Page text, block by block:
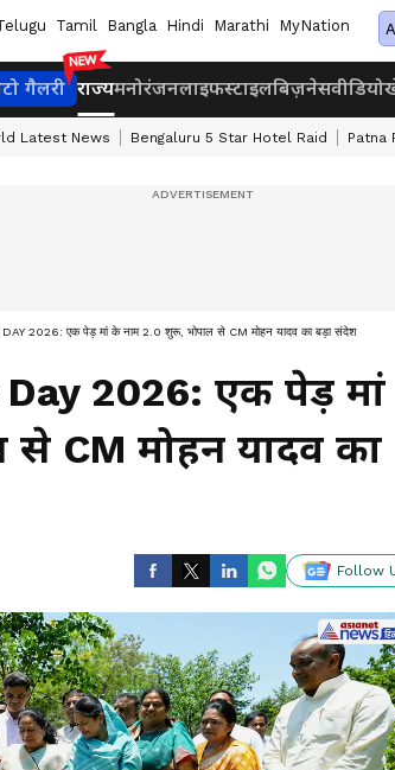
Tamil Bangla Hindi Marathi MyNation
गैलरी राज्यमनोरंजनलाइफस्टाइलबिज़नेसवीडियो
Latest News Bengaluru 5 Star Hotel Raid Patna
2026: एक पेड़ मां के नाम 2.0 शुरू, भोपाल से CM मोहन यादव का बड़ा संदेश
2026: एक पेड़ मां
CM मोहन यादव का
Follow